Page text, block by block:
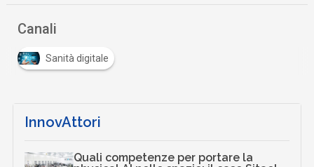
Canali
Sanità digitale
InnovAttori
Quali competenze per portare la